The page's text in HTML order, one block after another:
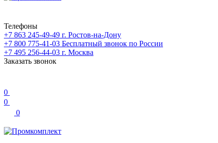
Телефоны
+7 863 245-49-49 г. Ростов-на-Дону
+7 800 775-41-03 Бесплатный звонок по России
+7 495 256-44-03 г. Москва
Заказать звонок
0
0
0